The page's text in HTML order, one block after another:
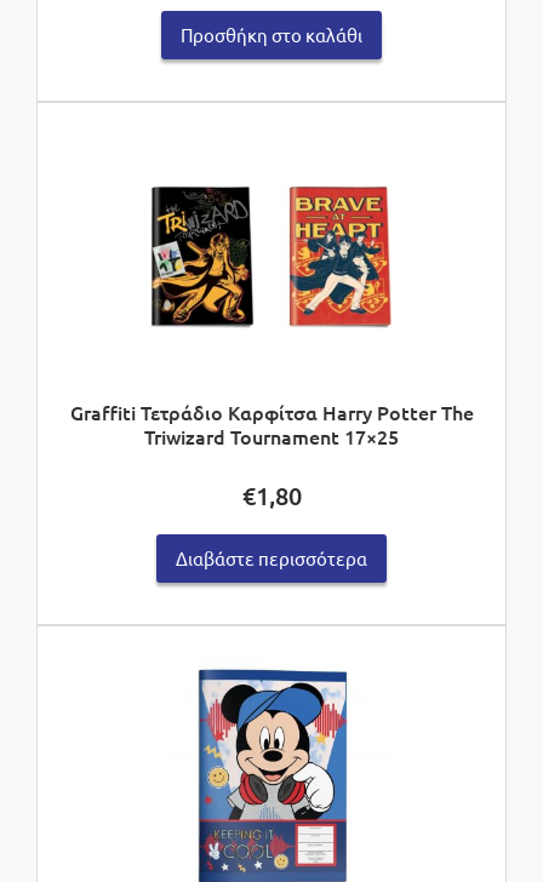
Προσθήκη στο καλάθι
Graffiti Τετράδιο Καρφίτσα Harry Potter The
Triwizard Tournament 17×25
€1,80
Διαβάστε περισσότερα